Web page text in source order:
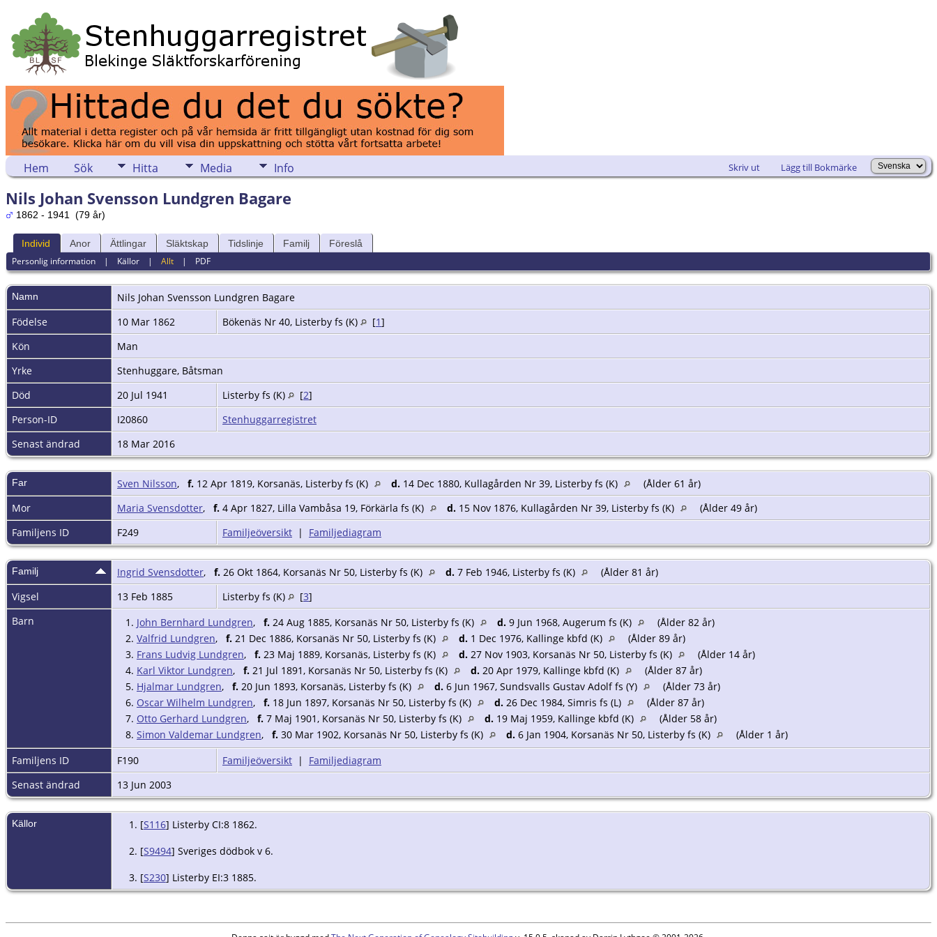
Hem Sök Hitta Media Info Skriv ut Lägg till Bokmärke
Nils Johan Svensson Lundgren Bagare
1862 - 1941 (79 år)
Individ Anor Ättlingar Släktskap Tidslinje Familj Föreslå
Personlig information | Källor |Allt | PDF
Namn Nils Johan Svensson Lundgren Bagare
Födelse
10 Mar 1862 Bökenäs Nr 40, Listerby fs (K) [1]
Kön
Man
Yrke
Stenhuggare, Båtsman
Död
20 Jul 1941 Listerby fs (K) [2]
Person-ID
I20860
Stenhuggarregistret
Senast ändrad
18 Mar 2016
Far Sven Nilsson, f. 12 Apr 1819, Korsanäs, Listerby fs (K) d. 14 Dec 1880, Kullagården Nr 39, Listerby fs (K)
(Ålder 61 år)
Mor
Maria Svensdotter, f. 4 Apr 1827, Lilla Vambåsa 19, Förkärla fs (K) d. 15 Nov 1876, Kullagården Nr 39, Listerby fs (K)
(Ålder 49 år)
Familjens ID
F249 Familjeöversikt | Familjediagram
Familj Ingrid Svensdotter, f. 26 Okt 1864, Korsanäs Nr 50, Listerby fs (K) d. 7 Feb 1946, Listerby fs (K)
(Ålder 81 år)
Vigsel
13 Feb 1885 Listerby fs (K) [3]
Barn
1. John Bernhard Lundgren, f. 24 Aug 1885, Korsanäs Nr 50, Listerby fs (K) d. 9 Jun 1968, Augerum fs (K)
(Ålder 82 år)
2. Valfrid Lundgren, f. 21 Dec 1886, Korsanäs Nr 50, Listerby fs (K) d. 1 Dec 1976, Kallinge kbfd (K)
(Ålder 89 år)
3. Frans Ludvig Lundgren, f. 23 Maj 1889, Korsanäs, Listerby fs (K) d. 27 Nov 1903, Korsanäs Nr 50, Listerby fs (K)
(Ålder 14 år)
4. Karl Viktor Lundgren, f. 21 Jul 1891, Korsanäs Nr 50, Listerby fs (K) d. 20 Apr 1979, Kallinge kbfd (K)
(Ålder 87 år)
5. Hjalmar Lundgren, f. 20 Jun 1893, Korsanäs, Listerby fs (K) d. 6 Jun 1967, Sundsvalls Gustav Adolf fs (Y)
(Ålder 73 år)
6. Oscar Wilhelm Lundgren, f. 18 Jun 1897, Korsanäs Nr 50, Listerby fs (K) d. 26 Dec 1984, Simris fs (L)
(Ålder 87 år)
7. Otto Gerhard Lundgren, f. 7 Maj 1901, Korsanäs Nr 50, Listerby fs (K) d. 19 Maj 1959, Kallinge kbfd (K)
(Ålder 58 år)
8. Simon Valdemar Lundgren, f. 30 Mar 1902, Korsanäs Nr 50, Listerby fs (K) d. 6 Jan 1904, Korsanäs Nr 50, Listerby fs (K)
(Ålder 1 år)
Familjens ID
F190 Familjeöversikt | Familjediagram
Senast ändrad
13 Jun 2003
Källor [S116] Listerby CI:8 1862.
[S9494] Sveriges dödbok v 6.
[S230] Listerby EI:3 1885.